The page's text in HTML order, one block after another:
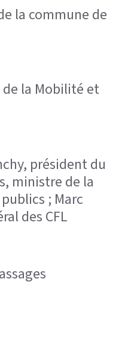
la commune de
la Mobilité et
président du
ministre de la
; Marc
des CFL